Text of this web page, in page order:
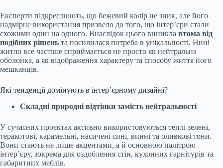
Експерти підкреслюють, що бежевий колір не зник, але його
надмірне використання призвело до того, що інтер’єри стали
схожими один на одного. Внаслідок цього виникла втома від
подібних рішень та посилилася потреба в унікальності. Нині
житло все частіше сприймається не просто як нейтральна
оболонка, а як відображення характеру та способу життя його
мешканців.
Які тенденції домінують в інтер’єрному дизайні?
Складні природні відтінки замість нейтральності
У сучасних проєктах активно використовуються теплі зелені,
теракотові, карамельні, насичені сині, винні та оливкові тони.
Вони стають не лише акцентами, а й основною палітрою
інтер’єру, зокрема для оздоблення стін, кухонних гарнітурів та
габаритних меблів.